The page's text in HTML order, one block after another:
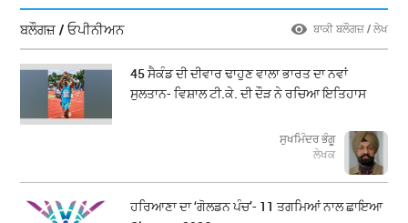
ਬਲੌਗਜ਼ / ਓਪੀਨੀਅਨ ਬਾਕੀ ਬਲੌਗਜ਼ / ਲੇਖ
45 ਸੈਕੰਡ ਦੀ ਦੀਵਾਰ ਢਾਹੁਣ ਵਾਲਾ ਭਾਰਤ ਦਾ ਨਵਾਂ
ਸੁਲਤਾਨ- ਵਿਸ਼ਾਲ ਟੀ.ਕੇ. ਦੀ ਦੌੜ ਨੇ ਰਚਿਆ ਇਤਿਹਾਸ
ਸੁਖਮਿੰਦਰ ਭੰਗੂ
ਲੇਖਕ
ਹਰਿਆਣਾ ਦਾ ‘ਗੋਲਡਨ ਪੰਚ’- 11 ਤਗਮਿਆਂ ਨਾਲ ਛਾਇਆ